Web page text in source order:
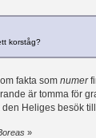
korståg?
fakta som numer
är tomma för
Heliges besök
»